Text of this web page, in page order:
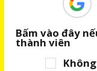
BÀI VIẾT
20 chuỗi
Bản (kì 2)
Bấm vào đây
thành viên